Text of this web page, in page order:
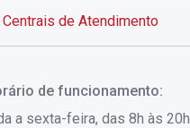
de Atendimento
de funcionamento:
a sexta-feira, das 8h às 20h